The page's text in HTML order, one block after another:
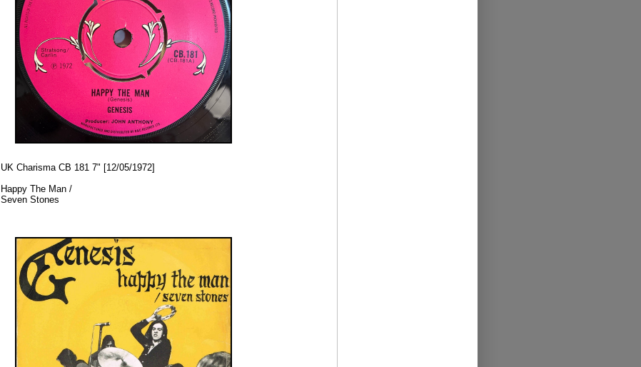
UK Charisma CB 181 7" [12/05/1972]
Happy The Man /
Seven Stones